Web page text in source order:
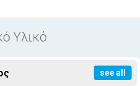
Υλικό
see all